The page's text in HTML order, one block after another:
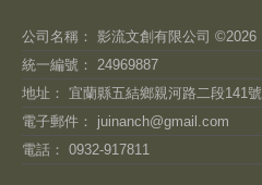
公司名稱： 影流文創有限公司 ©2026
統一編號： 24969887
地址： 宜蘭縣五結鄉親河路二段141號
電子郵件： juinanch@gmail.com
電話： 0932-917811